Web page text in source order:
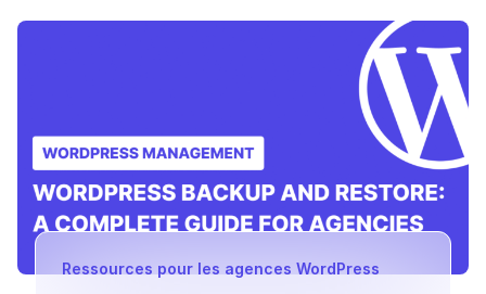
Ressources pour les agences WordPress